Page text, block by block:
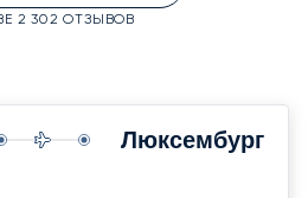
2 302 ОТЗЫВОВ
Люксембург